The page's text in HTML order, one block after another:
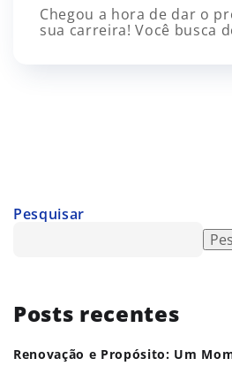
Chegou a hora de dar o
sua carreira! Você busca
Pesquisar
Posts recentes
Renovação e Propósito: Um